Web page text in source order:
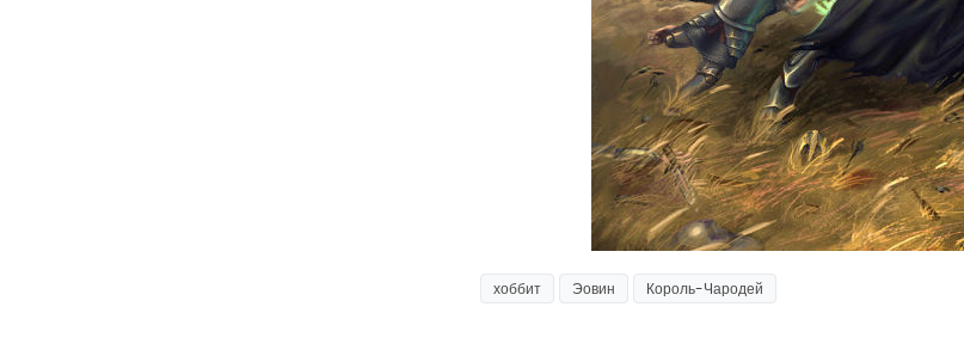
хоббит Эовин Король-Чародей